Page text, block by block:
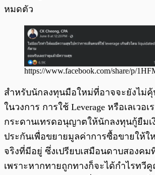
หมดตัว
https://www.facebook.com/share/p/
สำหรับนักลงทุนมือใหม่ที่อาจจะยังไม่
ในวงการ การใช้ Leverage หรือเลเวอ
กระดานเทรดอนุญาตให้นักลงทุนกู้ยืมเ
ประกันเพื่อขยายมูลค่าการซื้อขายให้ใ
จริงที่มีอยู่ ซึ่งเปรียบเสมือนดาบสองค
เพราะหากทายถูกทางก็จะได้กำไรทวี